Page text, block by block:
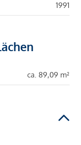
1991
ca. 89,09 m²